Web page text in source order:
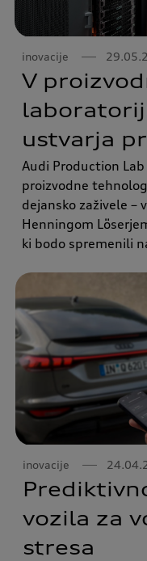
inovacije
V
ustvarja
Audi Production
proizvodne
dejansko zaživele –
Henningom
ki bodo spremenili
inovacije
vozila za
stresa